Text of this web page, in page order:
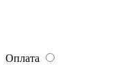
Оплата